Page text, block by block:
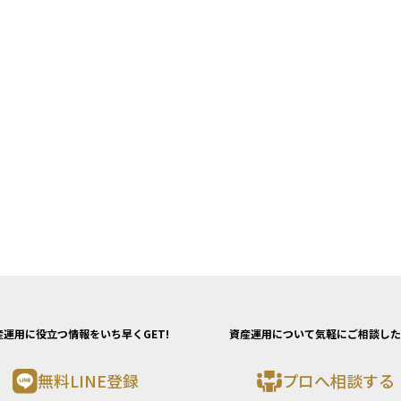
運用に役立つ情報をいち早くGET!
無料LINE登録
資産運用について気軽にご相談し
プロへ相談する